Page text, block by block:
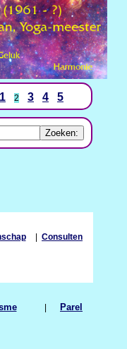
1 2 3 4 5
| Consulten
| Parel